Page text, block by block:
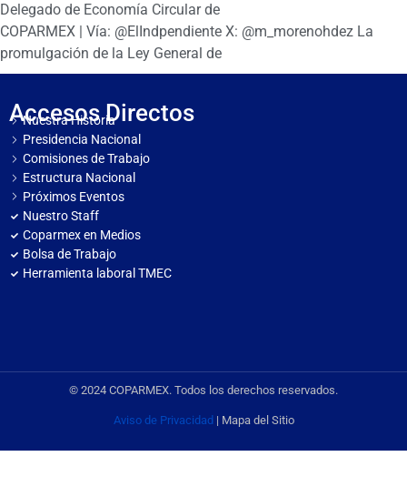
Delegado de Economía Circular de
COPARMEX | Vía: @ElIndpendiente X: @m_morenohdez La
promulgación de la Ley General de
Accesos Directos
Nuestra Historia
Presidencia Nacional
Comisiones de Trabajo
Estructura Nacional
Próximos Eventos
Nuestro Staff
Coparmex en Medios
Bolsa de Trabajo
Herramienta laboral TMEC
© 2024 COPARMEX. Todos los derechos reservados.
Aviso de Privacidad | Mapa del Sitio